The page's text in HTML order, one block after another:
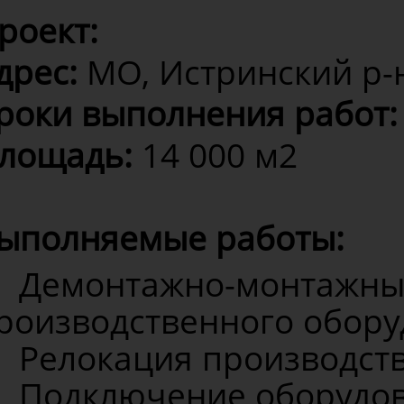
МО, Истринский р-
выполнения работ:
14 000 м2
работы:
Демонтажно-
Релокация
Подключение